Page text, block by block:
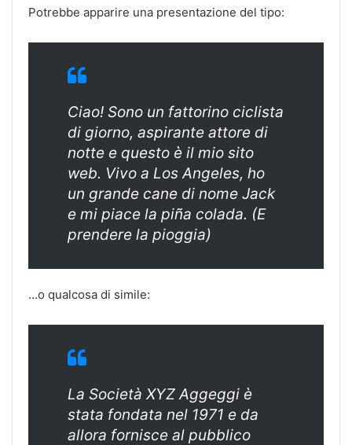
Potrebbe apparire una presentazione del tipo:
Ciao! Sono un fattorino ciclista
di giorno, aspirante attore di
notte e questo è il mio sito
web. Vivo a Los Angeles, ho
un grande cane di nome Jack
e mi piace la piña colada. (E
prendere la pioggia)
…o qualcosa di simile:
La Società XYZ Aggeggi è
stata fondata nel 1971 e da
allora fornisce al pubblico